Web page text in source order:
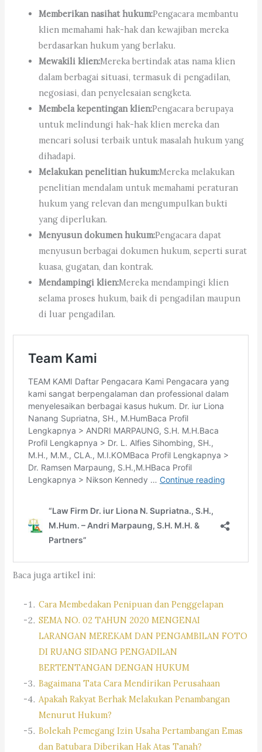
Memberikan nasihat hukum:Pengacara membantu
klien memahami hak-hak dan kewajiban mereka
berdasarkan hukum yang berlaku.
Mewakili klien:Mereka bertindak atas nama klien
dalam berbagai situasi, termasuk di pengadilan,
negosiasi, dan penyelesaian sengketa.
Membela kepentingan klien:Pengacara berupaya
untuk melindungi hak-hak klien mereka dan
mencari solusi terbaik untuk masalah hukum yang
dihadapi.
Melakukan penelitian hukum:Mereka melakukan
penelitian mendalam untuk memahami peraturan
hukum yang relevan dan mengumpulkan bukti
yang diperlukan.
Menyusun dokumen hukum:Pengacara dapat
menyusun berbagai dokumen hukum, seperti surat
kuasa, gugatan, dan kontrak.
Mendampingi klien:Mereka mendampingi klien
selama proses hukum, baik di pengadilan maupun
di luar pengadilan.
Baca juga artikel ini:
Cara Membedakan Penipuan dan Penggelapan
SEMA NO. 02 TAHUN 2020 MENGENAI
LARANGAN MEREKAM DAN PENGAMBILAN FOTO
DI RUANG SIDANG PENGADILAN
BERTENTANGAN DENGAN HUKUM
Bagaimana Tata Cara Mendirikan Perusahaan
Apakah Rakyat Berhak Melakukan Penambangan
Menurut Hukum?
Bolekah Pemegang Izin Usaha Pertambangan Emas
dan Batubara Diberikan Hak Atas Tanah?